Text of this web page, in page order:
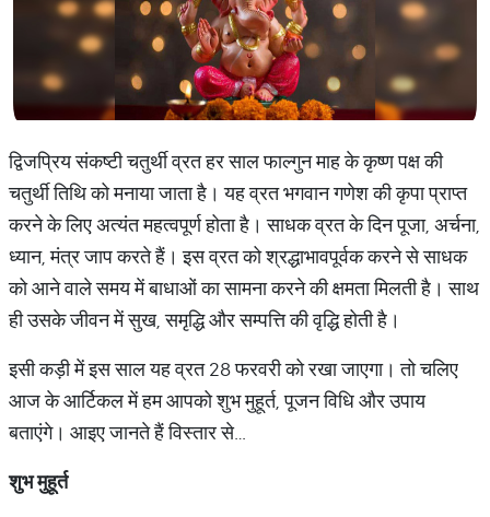
द्विजप्रिय संकष्टी चतुर्थी व्रत हर साल फाल्गुन माह के कृष्ण पक्ष की
चतुर्थी तिथि को मनाया जाता है। यह व्रत भगवान गणेश की कृपा प्राप्त
करने के लिए अत्यंत महत्वपूर्ण होता है। साधक व्रत के दिन पूजा, अर्चना,
ध्यान, मंत्र जाप करते हैं। इस व्रत को श्रद्धाभावपूर्वक करने से साधक
को आने वाले समय में बाधाओं का सामना करने की क्षमता मिलती है। साथ
ही उसके जीवन में सुख, समृद्धि और सम्पत्ति की वृद्धि होती है।
इसी कड़ी में इस साल यह व्रत 28 फरवरी को रखा जाएगा। तो चलिए
आज के आर्टिकल में हम आपको शुभ मुहूर्त, पूजन विधि और उपाय
बताएंगे। आइए जानते हैं विस्तार से…
शुभमुहूर्त